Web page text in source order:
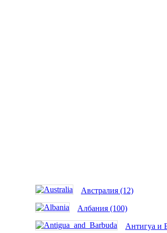
Австралия (12)
Албания (100)
Антигуа и